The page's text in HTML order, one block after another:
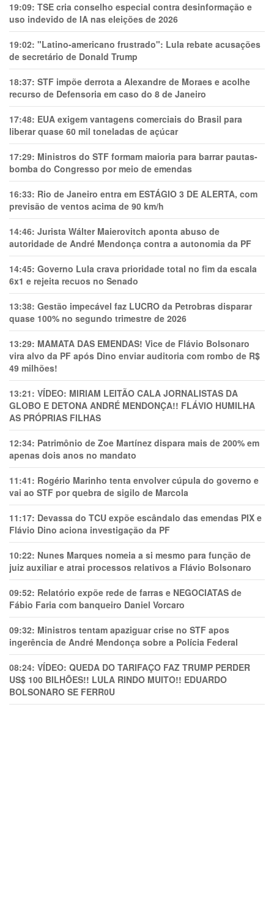
19:09: TSE cria conselho especial contra desinformação e
uso indevido de IA nas eleições de 2026
19:02: "Latino-americano frustrado": Lula rebate acusações
de secretário de Donald Trump
18:37: STF impõe derrota a Alexandre de Moraes e acolhe
recurso de Defensoria em caso do 8 de Janeiro
17:48: EUA exigem vantagens comerciais do Brasil para
liberar quase 60 mil toneladas de açúcar
17:29: Ministros do STF formam maioria para barrar pautas-
bomba do Congresso por meio de emendas
16:33: Rio de Janeiro entra em ESTÁGIO 3 DE ALERTA, com
previsão de ventos acima de 90 km/h
14:46: Jurista Wálter Maierovitch aponta abuso de
autoridade de André Mendonça contra a autonomia da PF
14:45: Governo Lula crava prioridade total no fim da escala
6x1 e rejeita recuos no Senado
13:38: Gestão impecável faz LUCRO da Petrobras disparar
quase 100% no segundo trimestre de 2026
13:29: MAMATA DAS EMENDAS! Vice de Flávio Bolsonaro
vira alvo da PF após Dino enviar auditoria com rombo de R$
49 milhões!
13:21: VÍDEO: MIRIAM LEITÃO CALA JORNALISTAS DA
GLOBO E DETONA ANDRÉ MENDONÇA!! FLÁVIO HUMILHA
AS PRÓPRIAS FILHAS
12:34: Patrimônio de Zoe Martínez dispara mais de 200% em
apenas dois anos no mandato
11:41: Rogério Marinho tenta envolver cúpula do governo e
vai ao STF por quebra de sigilo de Marcola
11:17: Devassa do TCU expõe escândalo das emendas PIX e
Flávio Dino aciona investigação da PF
10:22: Nunes Marques nomeia a si mesmo para função de
juiz auxiliar e atrai processos relativos a Flávio Bolsonaro
09:52: Relatório expõe rede de farras e NEGOCIATAS de
Fábio Faria com banqueiro Daniel Vorcaro
09:32: Ministros tentam apaziguar crise no STF apos
ingerência de André Mendonça sobre a Polícia Federal
08:24: VÍDEO: QUEDA DO TARIFAÇO FAZ TRUMP PERDER
US$ 100 BILHÕES!! LULA RINDO MUITO!! EDUARDO
BOLSONARO SE FERR0U